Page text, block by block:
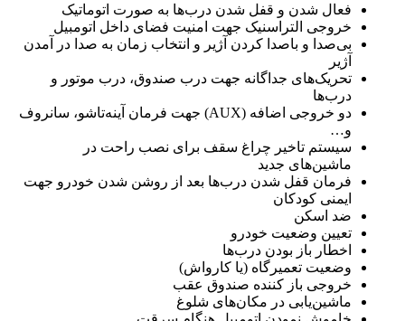
فعال شدن و قفل شدن درب‌ها به صورت اتوماتیک
خروجی التراسنیک جهت امنیت فضای داخل اتومبیل
بی‌صدا و باصدا کردن آژیر و انتخاب زمان به صدا در آمدن
آژیر
تحریک‌های جداگانه جهت درب صندوق، درب موتور و
درب‌ها
دو خروجی اضافه (AUX) جهت فرمان آینه‌تاشو، سانروف
و…
سیستم تاخیر چراغ سقف برای نصب راحت در
ماشین‌های جدید
فرمان قفل شدن درب‌ها بعد از روشن شدن خودرو جهت
ایمنی کودکان
ضد اسکن
تعیین وضعیت خودرو
اخطار باز بودن درب‌ها
وضعیت تعمیرگاه (یا کارواش)
خروجی باز کننده صندوق عقب
ماشین‌یابی در مکان‌های شلوغ